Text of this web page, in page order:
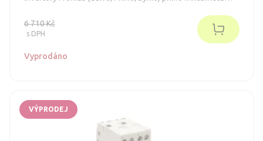
výkonu, konfiguraci a integraci s Fronius Solar.web,
Modbus a API rozhraními. Jednoduchá instalace, intuitivní
ovládání a až 4096 dní ukládání dat pro optimální správu
energie. Ideální pro profesionály i domácí uživatele!
6 710 Kč
s DPH
Vyprodáno
VÝPRODEJ